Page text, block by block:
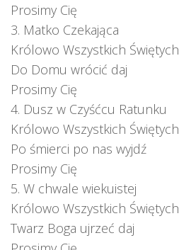
Prosimy Cię
3. Matko Czekająca
Królowo Wszystkich Świętych
Do Domu wrócić daj
Prosimy Cię
4. Dusz w Czyśćcu Ratunku
Królowo Wszystkich Świętych
Po śmierci po nas wyjdź
Prosimy Cię
5. W chwale wiekuistej
Królowo Wszystkich Świętych
Twarz Boga ujrzeć daj